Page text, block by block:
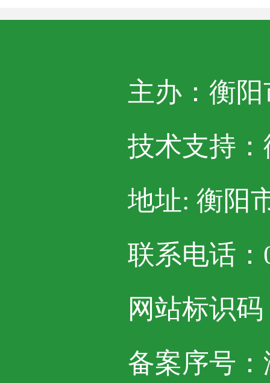
主办：衡
技术支持
地址: 衡阳
联系电话
网站标识码
备案序号：